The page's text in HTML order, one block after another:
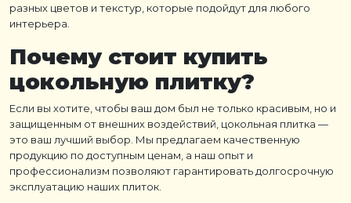
разных цветов и текстур, которые подойдут для любого
интерьера.
Почему стоит купить
цокольную плитку?
Если вы хотите, чтобы ваш дом был не только красивым, но и
защищенным от внешних воздействий, цокольная плитка —
это ваш лучший выбор. Мы предлагаем качественную
продукцию по доступным ценам, а наш опыт и
профессионализм позволяют гарантировать долгосрочную
эксплуатацию наших плиток.